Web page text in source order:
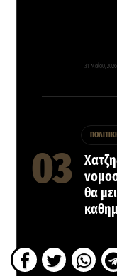
31 Μαΐου, 2026
ΠΟΛΙΤΙΚΗ
θα